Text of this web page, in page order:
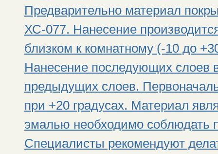
Предварительно материал
ХС-077. Нанесение
близком к комнатному (-10 до
Нанесение последующих слоев
предыдущих слоев.
при +20 градусах. Материал
эмалью необходимо соблюдать
Специалисты рекомендуют